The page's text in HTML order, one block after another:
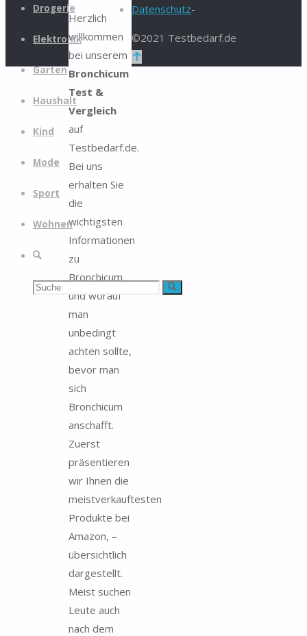
springenDrogerie
Elektronik
Garten
Haushalt
Kind
Mode
Sport
Wohnen
Suche
Suchen Suche
Herzlich
willkommen
bei unserem
Bronchicum
Test &
Vergleich
auf
Testbedarf.de.
Bei uns
erhalten Sie
die
wichtigsten
Informationen
zu
Bronchicum
und worauf
man
unbedingt
achten sollte,
bevor man
sich
Bronchicum
anschafft.
Zuerst
präsentieren
wir Ihnen die
meistverkauftesten
Produkte bei
Amazon, –
übersichtlich
dargestellt.
Meist suchen
Leute auch
nach dem
Datenschutz-
©2021 Testbedarf.de
Zurück